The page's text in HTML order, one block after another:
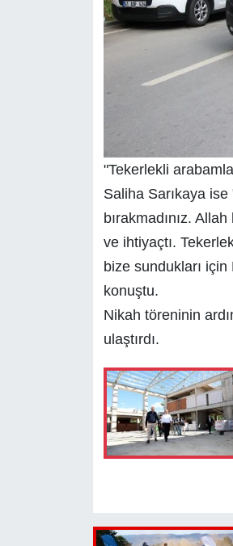
"Tekerlekli
Saliha Sarıkaya
bırakmadınız.
ve ihtiyaçtı.
bize sundukları
konuştu.
Nikah töreninin
ulaştırdı.